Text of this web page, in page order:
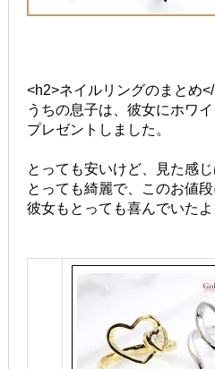
<h2>ネイルリングのまとめ
うちの息子は、彼女にホワ
プレゼントしました。
とっても安いけど、見た感
とっても綺麗で、このお値
彼女もとっても喜んでいたよ